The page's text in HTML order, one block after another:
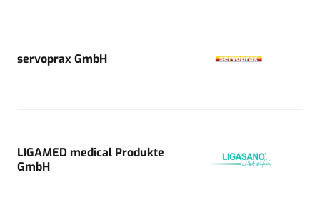
servoprax GmbH
LIGAMED medical Produkte
GmbH